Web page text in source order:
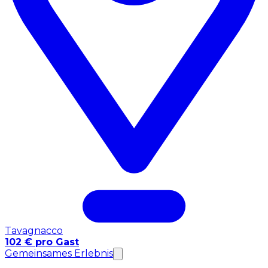
Tavagnacco
102 € pro Gast
Gemeinsames Erlebnis